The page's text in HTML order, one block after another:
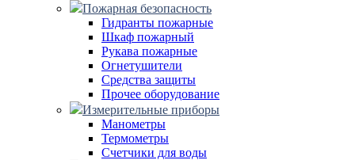
Пожарная безопасность
Гидранты пожарные
Шкаф пожарный
Рукава пожарные
Огнетушители
Средства защиты
Прочее оборудование
Измерительные приборы
Манометры
Термометры
Счетчики для воды